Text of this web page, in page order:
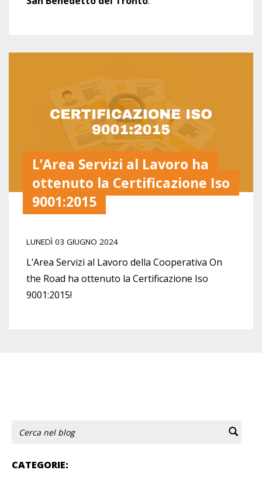
L’Area Servizi al Lavoro ha
ottenuto la Certificazione Iso
9001:2015
LUNEDÌ 03 GIUGNO 2024
L’Area Servizi al Lavoro della Cooperativa On
the Road ha ottenuto la Certificazione Iso
9001:2015!
CATEGORIE: